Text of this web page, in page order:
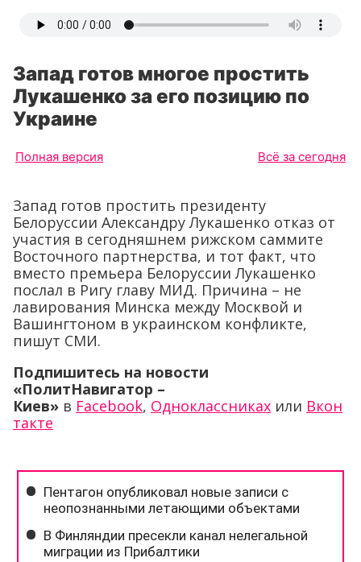
Запад готов многое простить
Лукашенко за его позицию по
Украине
Полная версия Всё за сегодня
Запад готов простить президенту
Белоруссии Александру Лукашенко отказ от
участия в сегодняшнем рижском саммите
Восточного партнерства, и тот факт, что
вместо премьера Белоруссии Лукашенко
послал в Ригу главу МИД. Причина – не
лавирования Минска между Москвой и
Вашингтоном в украинском конфликте,
пишут СМИ.
Подпишитесь на новости
«ПолитНавигатор –
Киев» в Facebook, Одноклассниках или Вкон
такте